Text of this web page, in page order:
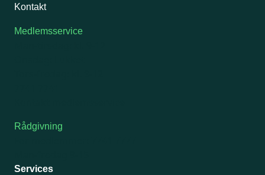
Kontakt
Medlemsservice
Rådgivning
Services